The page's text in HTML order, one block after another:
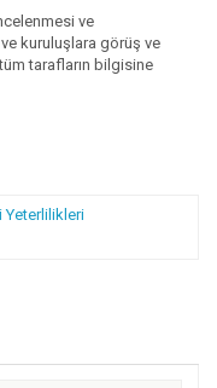
ve
kuruluşlara görüş ve
tarafların bilgisine
Yeterlilikleri